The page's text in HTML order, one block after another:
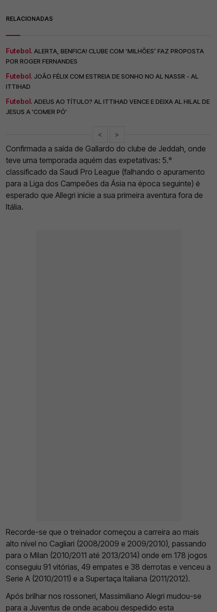
RELACIONADAS
Futebol. ALERTA, BENFICA! CLUBE COM ‘MILHÕES’ FAZ PROPOSTA
POR ROGER FERNANDES
Futebol. JOÃO FÉLIX COM ESTREIA DE SONHO NO AL NASSR - AL
ITTIHAD
Futebol. ADEUS AO TÍTULO? AL ITTIHAD VENCE E DEIXA AL HILAL DE
JESUS A 'COMER PÓ'
< >
Confirmada a saída de Gallardo do clube de Jeddah, onde
teve uma temporada aquém das expetativas: 5.º
classificado da Saudi Pro League (falhando o apuramento
para a Liga dos Campeões da Ásia na época seguinte) é
esperado que Allegri inicie a sua primeira aventura fora de
Itália.
Recorde-se que o treinador começou a carreira ao mais
alto nível no Cagliari (2008/2009 e 2009/2010), passando
para o Milan (2010/2011 até 2013/2014) onde em 178 jogos
conseguiu 91 vitórias, 49 empates e 38 derrotas e venceu a
Serie A (2010/2011) e a Supertaça Italiana (2011/2012).
Após brilhar nos rossoneri, Massimiliano Alegri mudou-se
para a Juventus de onde acabou despedido esta